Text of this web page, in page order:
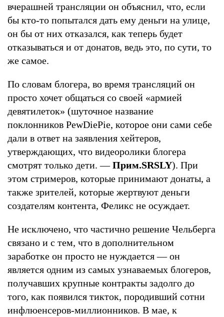
вчерашней трансляции он объяснил, что, если
бы кто-то попытался дать ему деньги на улице,
он бы от них отказался, как теперь будет
отказываться и от донатов, ведь это, по сути, то
же самое.
По словам блогера, во время трансляций он
просто хочет общаться со своей «армией
девятилеток» (шуточное название
поклонников PewDiePie, которое они сами себе
дали в ответ на заявления хейтеров,
утверждающих, что видеоролики блогера
смотрят только дети. —Прим.SRSLY). При
этом стримеров, которые принимают донаты, а
также зрителей, которые жертвуют деньги
создателям контента, Феликс не осуждает.
Не исключено, что частично решение Чельберга
связано и с тем, что в дополнительном
заработке он просто не нуждается — он
является одним из самых узнаваемых блогеров,
получавших крупные контракты задолго до
того, как появился тикток, породивший сотни
инфлюенсеров-миллионников. В мае, к